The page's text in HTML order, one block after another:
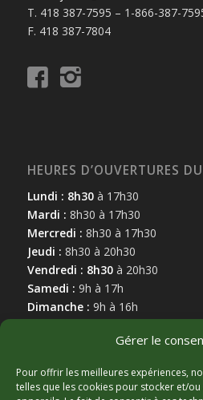
Gérer le
Pour offrir les meilleures expériences,
telles que les cookies pour stocker et/
T. 418 387-7595 – 1-866-387-
F. 418 387-7804
HEURES D’OUVERTURES
Lundi : 8h30à 17h30
Mardi : 8h30 à 17h30
Mercredi : 8h30 à 17h30
Jeudi : 8h30 à 20h30
Vendredi : 8h30à 20h30
Samedi : 9h à 17h
Dimanche : 9h à 16h